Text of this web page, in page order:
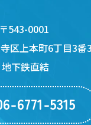
〒543-0001
区上本町6丁目3番
地下鉄直結
6771-5315